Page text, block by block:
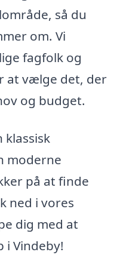
så du
om. Vi
fagfolk og
at vælge det, der
og budget.
klassisk
moderne
på at finde
ned i vores
dig med at
Vindeby!